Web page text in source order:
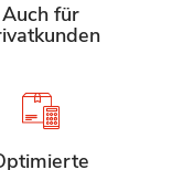
Auch für